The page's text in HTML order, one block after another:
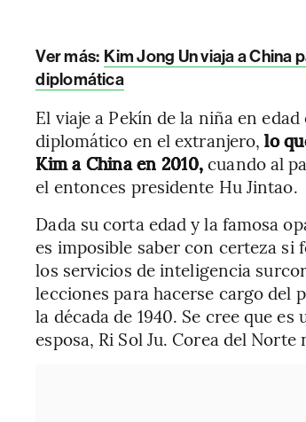
Ver más: Kim Jong Un viaja a China
diplomática
El viaje a Pekín de la niña en
diplomático en el extranjero,lo
Kim a China en 2010,cuando al
el entonces presidente Hu Jintao.
Dada su corta edad y la famosa
es imposible saber con certeza si
los servicios de inteligencia
lecciones para hacerse cargo del
la década de 1940. Se cree que
esposa, Ri Sol Ju. Corea del